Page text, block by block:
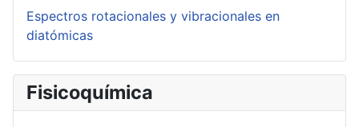
Espectros rotacionales y vibracionales en
diatómicas
Fisicoquímica